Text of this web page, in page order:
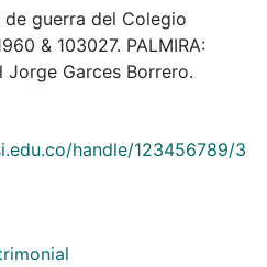
de guerra del Colegio
& 103027. PALMIRA:
Garces Borrero.
handle/123456789/3